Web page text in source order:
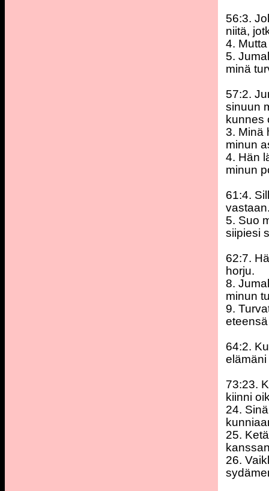
56:3.
niitä,
4.
5.
minä
57:2.
sinuun
kunnes
3. Minä
minun
4. Hän
minun
61:4.
5. Suo
siipiesi
62:7.
horju.
8.
minun
9.
64:2.
73:23.
kiinni
24.
25.
26.